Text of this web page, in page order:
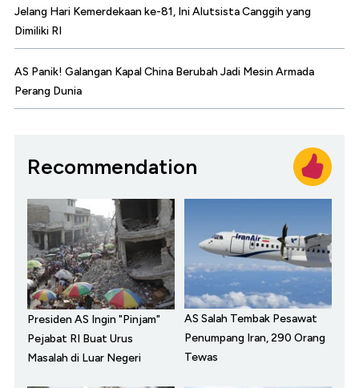
Jelang Hari Kemerdekaan ke-81, Ini Alutsista Canggih yang
Dimiliki RI
AS Panik! Galangan Kapal China Berubah Jadi Mesin Armada
Perang Dunia
Recommendation
Presiden AS Ingin "Pinjam"
Pejabat RI Buat Urus
Masalah di Luar Negeri
AS Salah Tembak Pesawat
Penumpang Iran, 290 Orang
Tewas